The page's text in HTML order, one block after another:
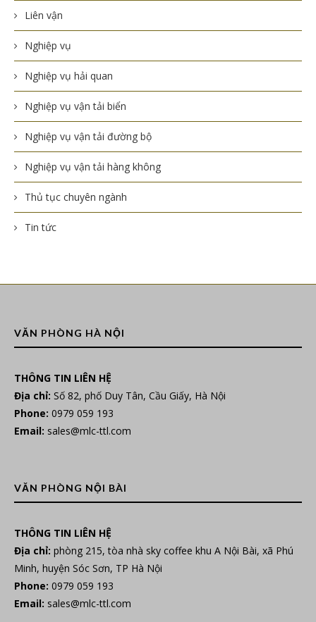
Liên vận
Nghiệp vụ
Nghiệp vụ hải quan
Nghiệp vụ vận tải biển
Nghiệp vụ vận tải đường bộ
Nghiệp vụ vận tải hàng không
Thủ tục chuyên ngành
Tin tức
VĂN PHÒNG HÀ NỘI
THÔNG TIN LIÊN HỆ
Địa chỉ: Số 82, phố Duy Tân, Cầu Giấy, Hà Nội
Phone: 0979 059 193
Email: sales@mlc-ttl.com
VĂN PHÒNG NỘI BÀI
THÔNG TIN LIÊN HỆ
Địa chỉ: phòng 215, tòa nhà sky coffee khu A Nội Bài, xã Phú
Minh, huyện Sóc Sơn, TP Hà Nội
Phone: 0979 059 193
Email: sales@mlc-ttl.com